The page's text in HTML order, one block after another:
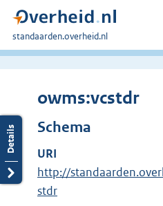
U
bent
standaarden.overheid.nl
owms:vcstdr
Schema
URI
http://
stdr